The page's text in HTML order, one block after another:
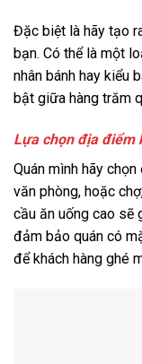
Đặc biệt là hãy tạo
bạn. Có thể là một
nhân bánh hay kiểu
bật giữa hàng trăm
Lựa chọn địa điểm
Quán mình hãy
văn phòng, hoặc
cầu ăn uống cao sẽ
đảm bảo quán có
để khách hàng ghé